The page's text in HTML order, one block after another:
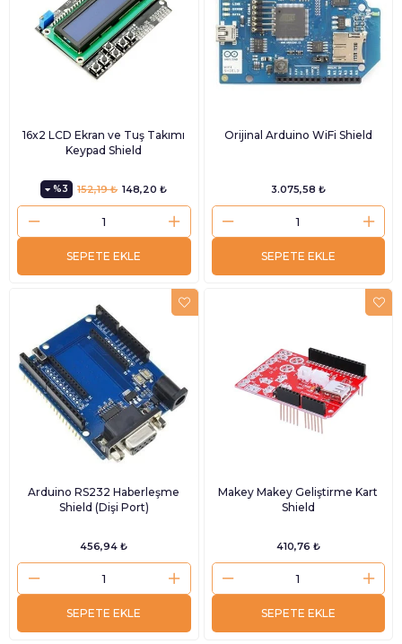
16x2 LCD Ekran ve Tuş Takımı
Keypad Shield
%3 148,20 ₺
152,19 ₺
SEPETE EKLE
Orijinal Arduino WiFi Shield
3.075,58 ₺
SEPETE EKLE
Arduino RS232 Haberleşme
Shield (Dişi Port)
456,94 ₺
SEPETE EKLE
Makey Makey Geliştirme Kart
Shield
410,76 ₺
SEPETE EKLE